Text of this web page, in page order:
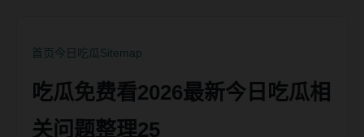
首页今日吃瓜Sitemap
吃瓜免费看2026最新今日吃瓜相
关问题整理25